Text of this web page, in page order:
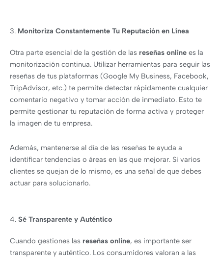
3. Monitoriza Constantemente Tu Reputación en Línea
Otra parte esencial de la gestión de las reseñas online es la
monitorización continua. Utilizar herramientas para seguir las
reseñas de tus plataformas (Google My Business, Facebook,
TripAdvisor, etc.) te permite detectar rápidamente cualquier
comentario negativo y tomar acción de inmediato. Esto te
permite gestionar tu reputación de forma activa y proteger
la imagen de tu empresa.
Además, mantenerse al día de las reseñas te ayuda a
identificar tendencias o áreas en las que mejorar. Si varios
clientes se quejan de lo mismo, es una señal de que debes
actuar para solucionarlo.
4. Sé Transparente y Auténtico
Cuando gestiones las reseñas online, es importante ser
transparente y auténtico. Los consumidores valoran a las